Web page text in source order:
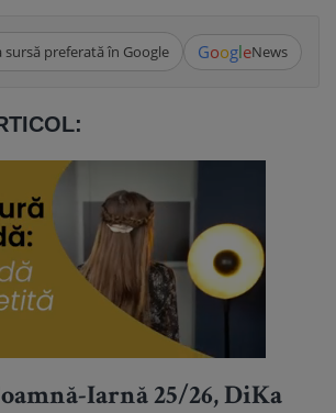
sursă preferată în Google GoogleNews
Iarnă 25/26, DiKa